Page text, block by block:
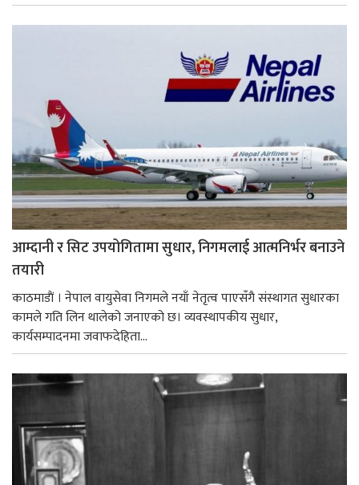
आम्दानी र सिट उपयोगितामा सुधार, निगमलाई आत्मनिर्भर बनाउने
तयारी
काठमाडाैं । नेपाल वायुसेवा निगमले नयाँ नेतृत्व पाएसँगै संस्थागत सुधारका
कामले गति लिन थालेको जनाएको छ। व्यवस्थापकीय सुधार,
कार्यसम्पादनमा जवाफदेहिता...